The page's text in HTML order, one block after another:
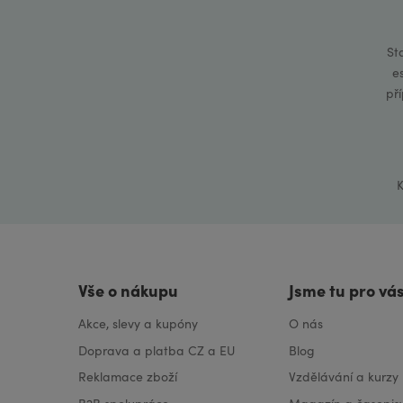
LIMETKA Éterický olej
MAJORÁNKA Éterický olej
MAKADAMIOVÝ OLEJ
Vše o nákupu
Akce, slevy a kupóny
Doprava a platba CZ a EU
Reklamace zboží
Jsme tu pro vás
O nás
Blog
Vzdělávání a kurzy